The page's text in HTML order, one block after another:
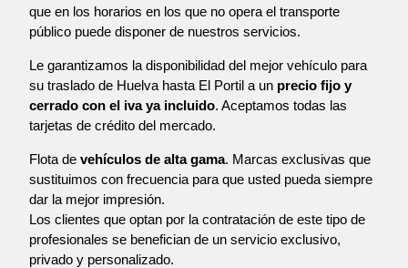
que en los horarios en los que no opera el transporte
público puede disponer de nuestros servicios.
Le garantizamos la disponibilidad del mejor vehículo para
su traslado de Huelva hasta El Portil a un precio fijo y
cerrado con el iva ya incluido. Aceptamos todas las
tarjetas de crédito del mercado.
Flota de vehículos de alta gama. Marcas exclusivas que
sustituimos con frecuencia para que usted pueda siempre
dar la mejor impresión.
Los clientes que optan por la contratación de este tipo de
profesionales se benefician de un servicio exclusivo,
privado y personalizado.